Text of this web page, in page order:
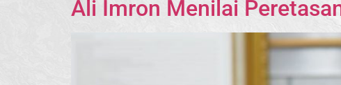
Ali Imron Menilai